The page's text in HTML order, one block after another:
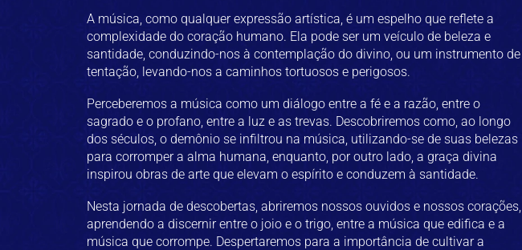
A música, como qualquer expressão artística, é um espelho que reflete a
complexidade do coração humano. Ela pode ser um veículo de beleza e
santidade, conduzindo-nos à contemplação do divino, ou um instrumento de
tentação, levando-nos a caminhos tortuosos e perigosos.
Perceberemos a música como um diálogo entre a fé e a razão, entre o
sagrado e o profano, entre a luz e as trevas. Descobriremos como, ao longo
dos séculos, o demônio se infiltrou na música, utilizando-se de suas belezas
para corromper a alma humana, enquanto, por outro lado, a graça divina
inspirou obras de arte que elevam o espírito e conduzem à santidade.
Nesta jornada de descobertas, abriremos nossos ouvidos e nossos corações,
aprendendo a discernir entre o joio e o trigo, entre a música que edifica e a
música que corrompe. Despertaremos para a importância de cultivar a